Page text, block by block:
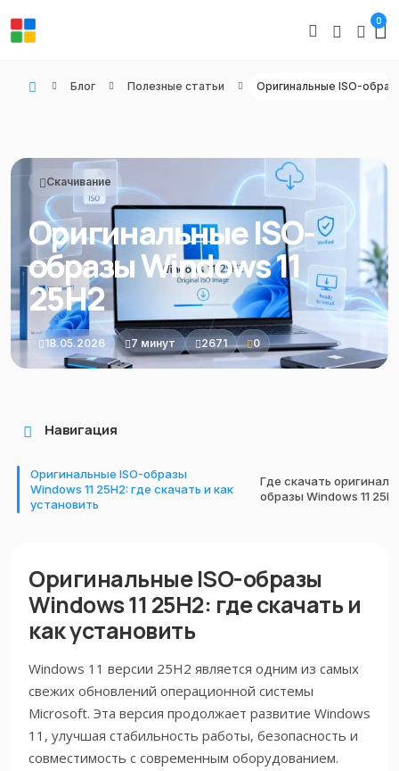
0
Блог Полезные статьи
Скачивание
Оригинальные ISO-
образы Windows 11
25H2
18.05.2026 7 минут 2671 0
Навигация
Оригинальные ISO-образы
Windows 11 25H2: где скачать и как
установить
Где скачать
образы Windows 11
Оригинальные ISO-образы
Windows 11 25H2: где скачать и
как установить
Windows 11 версии 25H2 является одним из самых
свежих обновлений операционной системы
Microsoft. Эта версия продолжает развитие Windows
11, улучшая стабильность работы, безопасность и
совместимость с современным оборудованием.